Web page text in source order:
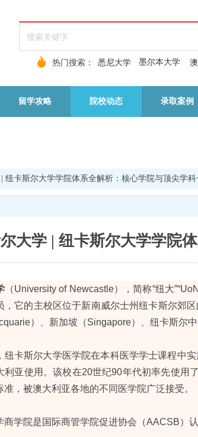
热门搜索：
悉尼大学 墨尔本大学
留学攻略 院校动态 录取案例
纽卡斯尔大学学院体系全解析：核心学院与顶尖学科
大学 | 纽卡斯尔大学学院
（University of Newcastle），简称“纽大
，它的主校区位于新南威尔士州纽卡斯尔郊
）、新加坡（Singapore）、纽卡斯尔
纽卡斯尔大学医学院在本科医学学士课程中
利亚使用。该校在20世纪90年代初率先使用
准，被澳大利亚各地的不同医学院广泛接受。
商学院是国际商管学院促进协会（AACSB）认